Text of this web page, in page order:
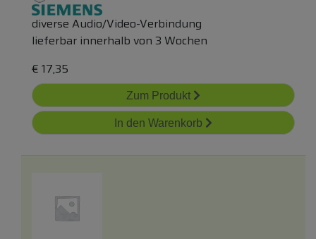
diverse Audio/Video-Verbindung
lieferbar innerhalb von 3 Wochen
€ 17,35
Zum Produkt
In den Warenkorb